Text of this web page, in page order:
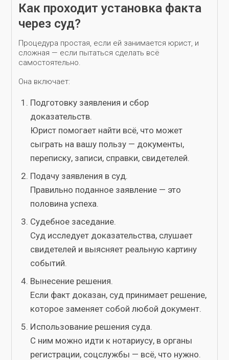
Как проходит установка факта
через суд?
Процедура простая, если ей занимается юрист, и
сложная — если пытаться сделать всё
самостоятельно.
Она включает:
Подготовку заявления и сбор
доказательств.
Юрист помогает найти всё, что может
сыграть на вашу пользу — документы,
переписку, записи, справки, свидетелей.
Подачу заявления в суд.
Правильно поданное заявление — это
половина успеха.
Судебное заседание.
Суд исследует доказательства, слушает
свидетелей и выясняет реальную картину
событий.
Вынесение решения.
Если факт доказан, суд принимает решение,
которое заменяет собой любой документ.
Использование решения суда.
С ним можно идти к нотариусу, в органы
регистрации, соцслужбы — всё, что нужно.